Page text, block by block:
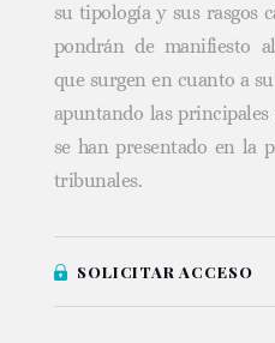
su tipología y sus rasgos
pondrán de manifiesto
que surgen en cuanto a
apuntando las
se han presentado en la
tribunales.
SOLICITAR ACCESO